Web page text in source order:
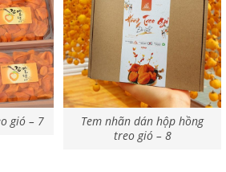
gió – 7
Tem nhãn dán hộp hồng
treo gió – 8